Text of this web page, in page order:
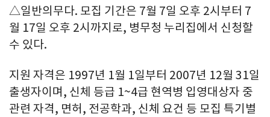
△일반의무다. 모집 기간은 7월 7일 오후 2시부터 7
월 17일 오후 2시까지로, 병무청 누리집에서 신청할
수 있다.
지원 자격은 1997년 1월 1일부터 2007년 12월 31일
출생자이며, 신체 등급 1~4급 현역병 입영대상자 중
관련 자격, 면허, 전공학과, 신체 요건 등 모집 특기별